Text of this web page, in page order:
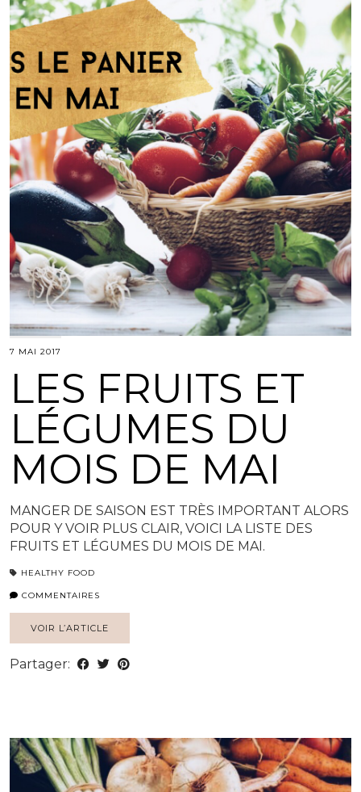
7 MAI 2017
LES FRUITS ET
LÉGUMES DU
MOIS DE MAI
MANGER DE SAISON EST TRÈS IMPORTANT ALORS
POUR Y VOIR PLUS CLAIR, VOICI LA LISTE DES
FRUITS ET LÉGUMES DU MOIS DE MAI.
HEALTHY FOOD
COMMENTAIRES
VOIR L’ARTICLE
Partager: